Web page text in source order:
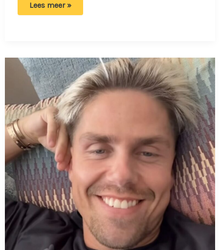
Twee
Hond
van
voorbijganger
besluit
in
grijpen!
Lees meer »